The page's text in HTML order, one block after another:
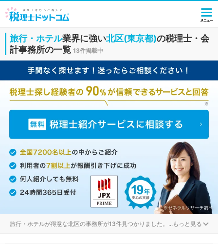
旅行・ホテル業界に強い北区(東京都)の税理士・会
計事務所の一覧 13件掲載中
旅行・ホテルが得意な北区の事務所が13件見つかりました。 ...もっと見る